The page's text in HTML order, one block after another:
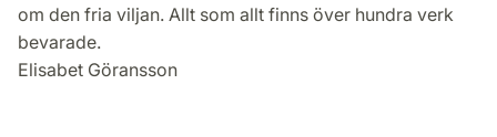
om den fria viljan. Allt som allt finns över hundra verk
bevarade.
Elisabet Göransson